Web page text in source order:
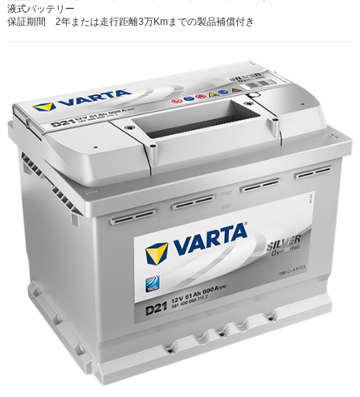
液式バッテリー
保証期間 2年または走行距離3万Kmまでの製品補償付き